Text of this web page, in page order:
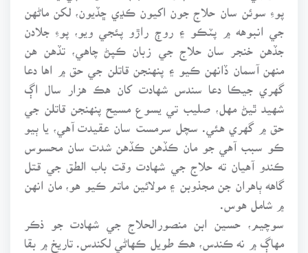
پوءِ سوئن سان حلاج جون اکيون ڪڍي ڇڏيون، لکن ماڻهن
جي انبوهه ۾ پٽڪو ۽ روڄ راڙو پئجي ويو، پوءِ جلادن
جڏهن خنجر سان حلاج جي زبان ڪپڻ چاهي، تڏهن هن
منهن آسمان ڏانهن ڪيو ۽ پنهنجن قاتلن جي حق ۾ اها دعا
گهري جيڪا دعا سندس شهادت کان هڪ هزار سال اڳ
شهيد ٿيڻ مهل، صليب تي يسوع مسيح پنهنجن قاتلن جي
حق ۾ گهري هئي. سچل سرمست سان عقيدت آهي، يا ٻيو
ڪو سبب آهي جو مان ڪڏهن ڪڏهن شدت سان محسوس
ڪندو آهيان ته حلاج جي شهادت وقت باب الطق جي قتل
گاهه ٻاهران جن مجذوبن ۽ مولائين ماتم ڪيو هو، مان انهن
۾ شامل هوس.
سوچيم، حسين ابن منصورالحلاج جي شهادت جو ذڪر
مهاڳ ۾ نه ڪندس، هڪ طويل ڪهاڻي لکندس. تاريخ ۾ بقا